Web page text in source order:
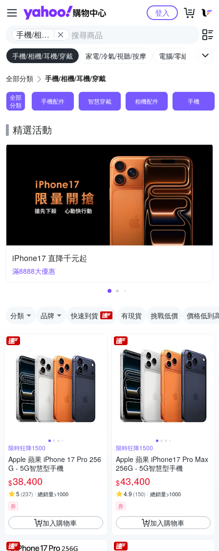
Yahoo購物中心
手機/相機/
耳機/穿戴
登入
手機/相機/耳機/穿戴 家電/冷氣/視聽/按摩 電腦/零組件/週邊/
全部分類 手機/相機/耳機/穿戴
全部
分類
手機配件 智慧穿戴 相機配件 手機
精選活動
iPhone17 直降千元起
滿8888大優惠
分類 品牌 快速到貨 有現貨 挑戰低價 價格低到
限時狂降1500
Apple 蘋果 iPhone 17 Pro 256
G - 5G智慧型手機
$38,400
5 (237) 總銷量>1000
券
加入購物車
限時狂降1500
Apple 蘋果 iPhone17 Pro Max
256G - 5G智慧型手機
$43,400
4.9 (150) 總銷量>1000
券
加入購物車